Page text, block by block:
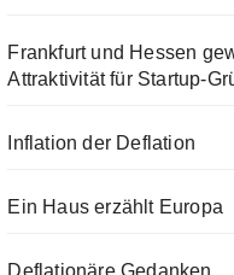
Frankfurt und Hessen
Attraktivität für Startup-
Inflation der Deflation
Ein Haus erzählt Europa
Deflationäre Gedanken